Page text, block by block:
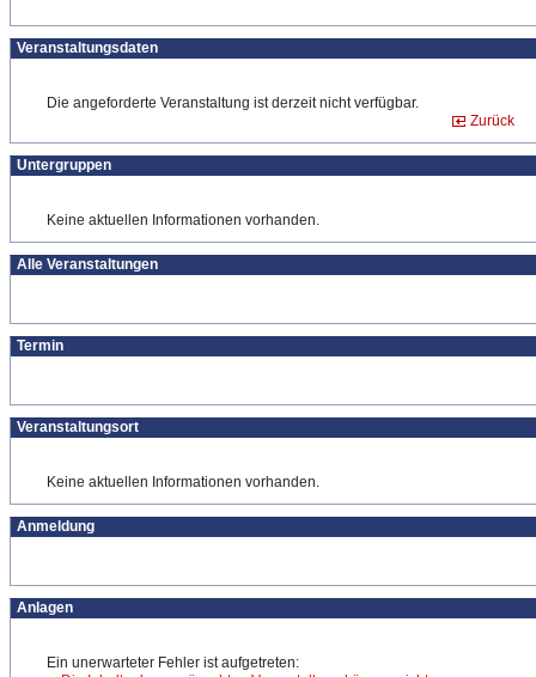
Veranstaltungsdaten
Die angeforderte Veranstaltung ist derzeit nicht verfügbar.
Zurück
Untergruppen
Keine aktuellen Informationen vorhanden.
Alle Veranstaltungen
Termin
Veranstaltungsort
Keine aktuellen Informationen vorhanden.
Anmeldung
Anlagen
Ein unerwarteter Fehler ist aufgetreten: